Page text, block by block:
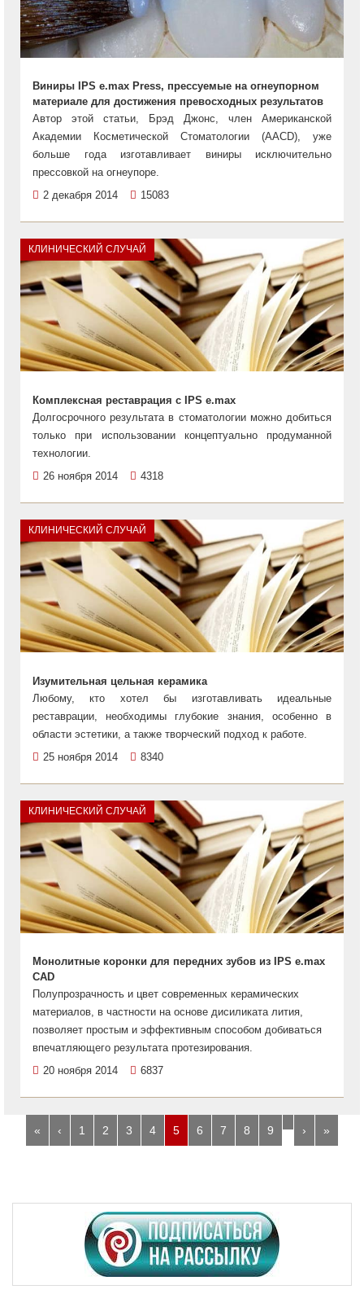
Виниры IPS e.max Press, прессуемые на огнеупорном
материале для достижения превосходных результатов
Автор этой статьи, Брэд Джонс, член Американской
Академии Косметической Стоматологии (AACD), уже
больше года изготавливает виниры исключительно
прессовкой на огнеупоре.
2 декабря 2014
15083
КЛИНИЧЕСКИЙ СЛУЧАЙ
Комплексная реставрация с IPS e.max
Долгосрочного результата в стоматологии можно добиться
только при использовании концептуально продуманной
технологии.
26 ноября 2014
4318
КЛИНИЧЕСКИЙ СЛУЧАЙ
Изумительная цельная керамика
Любому, кто хотел бы изготавливать идеальные
реставрации, необходимы глубокие знания, особенно в
области эстетики, а также творческий подход к работе.
25 ноября 2014
8340
КЛИНИЧЕСКИЙ СЛУЧАЙ
Монолитные коронки для передних зубов из IPS e.max
CAD
Полупрозрачность и цвет современных керамических
материалов, в частности на основе дисиликата лития,
позволяет простым и эффективным способом добиваться
впечатляющего результата протезирования.
20 ноября 2014
6837
« ‹ 1 2 3 4 5 6 7 8 9 › »